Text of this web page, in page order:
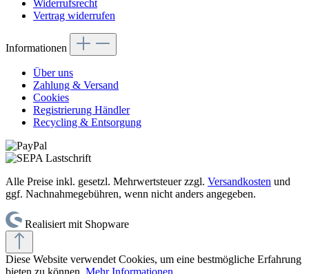
Widerrufsrecht
Vertrag widerrufen
Informationen
Über uns
Zahlung & Versand
Cookies
Registrierung Händler
Recycling & Entsorgung
Alle Preise inkl. gesetzl. Mehrwertsteuer zzgl. Versandkosten und
ggf. Nachnahmegebühren, wenn nicht anders angegeben.
Realisiert mit Shopware
Diese Website verwendet Cookies, um eine bestmögliche Erfahrung